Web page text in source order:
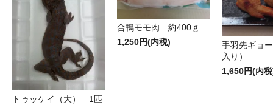
トゥッケイ（大） 1匹
合鴨モモ肉 約400ｇ
1,250円(内税)
手羽先ギョ
入り）
1,650円(内